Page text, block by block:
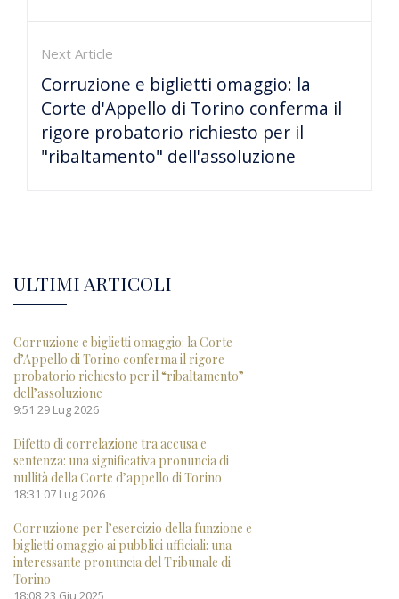
Next Article
Corruzione e biglietti omaggio: la
Corte d'Appello di Torino conferma il
rigore probatorio richiesto per il
"ribaltamento" dell'assoluzione
ULTIMI ARTICOLI
Corruzione e biglietti omaggio: la Corte
d’Appello di Torino conferma il rigore
probatorio richiesto per il “ribaltamento”
dell’assoluzione
9:51 29 Lug 2026
Difetto di correlazione tra accusa e
sentenza: una significativa pronuncia di
nullità della Corte d’appello di Torino
18:31 07 Lug 2026
Corruzione per l’esercizio della funzione e
biglietti omaggio ai pubblici ufficiali: una
interessante pronuncia del Tribunale di
Torino